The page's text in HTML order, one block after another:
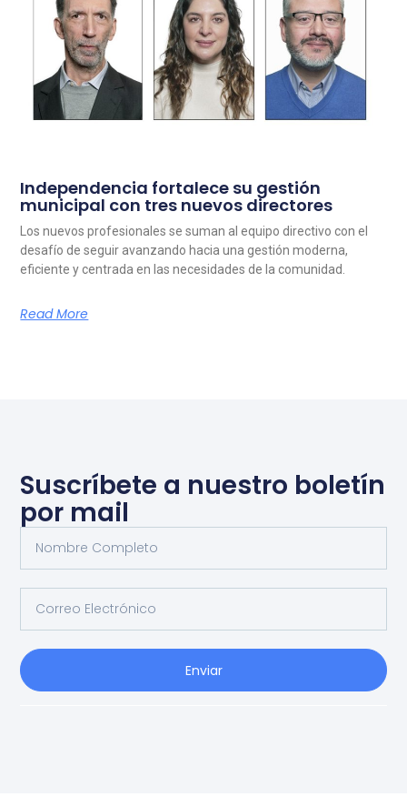
Independencia fortalece su gestión
municipal con tres nuevos directores
Los nuevos profesionales se suman al equipo directivo con el
desafío de seguir avanzando hacia una gestión moderna,
eficiente y centrada en las necesidades de la comunidad.
Read More
Suscríbete a nuestro boletín
por mail
Enviar